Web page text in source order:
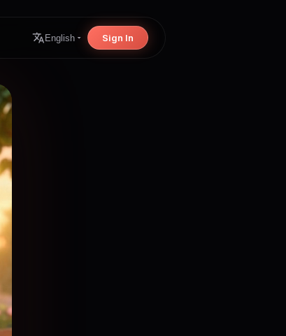
English Sign In